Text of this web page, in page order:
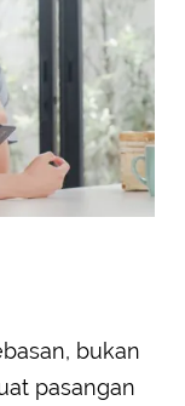
bukan
pasangan